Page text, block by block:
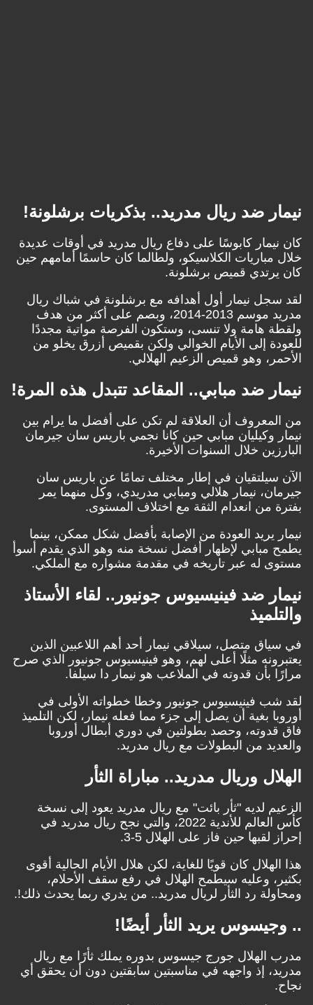
نيمار ضد ريال مدريد.. بذكريات برشلونة!
كان نيمار كابوسًا على دفاع ريال مدريد في أوقات عديدة
خلال مباريات الكلاسيكو، ولطالما كان حاسمًا أمامهم حين
كان يرتدي قميص برشلونة.
لقد سجل نيمار أول أهدافه مع برشلونة في شباك ريال
مدريد موسم 2013-2014، وبصم على أكثر من هدف
ولقطة هامة ولا تنسى، وستكون الفرصة مواتية مجددًا
للعودة إلى الأيام الخوالي ولكن بقميص أزرق يخلو من
الأحمر، وهو قميص الزعيم الهلالي.
نيمار ضد مبابي.. المقاعد تتبدل هذه المرة!
من المعروف أن العلاقة لم تكن على أفضل ما يرام بين
نيمار وكيليان مبابي حين كانا نجمي باريس سان جيرمان
البارزين خلال السنوات الأخيرة.
الآن سيلتقيان في إطار مختلف تمامًا عن باريس سان
جيرمان، نيمار هلالي ومبابي مدريدي، وكل منهما يمر
بفترة من انعدام الثقة مع اختلاف المستوى.
نيمار يريد العودة من الإصابة بأفضل شكل ممكن، بينما
يطمح مبابي لإظهار أفضل نسخة منه وهو الذي يقدم أسوأ
مستوى له عبر تاريخه في مقدمة مشواره مع الملكي.
نيمار ضد فينيسيوس جونيور.. لقاء الأستاذ
والتلميذ
في سياق متصل، سيلاقي نيمار أحد أهم اللاعبين الذين
يعتبرونه مثلًا أعلى لهم، وهو فينيسيوس جونيور الذي صرح
مرارًا بأن قدوته في الملاعب هو نيمار دا سيلفا.
لقد شب فينيسيوس جونيور وخطا خطواته الأولى في
أوروبا بغية أن يصل إلى جزء مما فعله نيمار، لكن التلميذ
فاق قدوته، وحصد بطولتين في دوري أبطال أوروبا
والعديد من البطولات مع ريال مدريد.
الهلال وريال مدريد.. مباراة الثأر
الزعيم لديه "ثأر بائت" مع ريال مدريد يعود إلى نسخة
كأس العالم للأندية 2022، والتي نجح ريال مدريد في
إحراز لقبها حين فاز على الهلال 5-3.
هذا الهلال كان قويًا للغاية، لكن هلال الأيام الحالية أقوى
بكثير، وعليه سيطمح الهلال في رفع سقف الأحلام،
ومحاولة رد الثأر لريال مدريد.. من يدري ربما يحدث ذلك!.
.. وجيسوس يريد الثأر أيضًا!
مدرب الهلال جورج جيسوس بدوره يملك ثأرًا مع ريال
مدريد، إذ واجهه في مناسبتين سابقتين دون أن يحقق أي
نجاح.